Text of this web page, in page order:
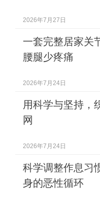
2026年7月27日
一套完整居家关
腰腿少疼痛
2026年7月24日
用科学与坚持，
网
2026年7月24日
科学调整作息习
身的恶性循环